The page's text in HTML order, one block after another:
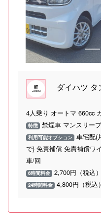
Previous
ダイハツ
4人乗り オートマ 660cc
特徴 禁煙車 マンスリー
利用可能オプション 車宅配(
で) 免責補償 免責補償ワ
車/回
6時間料金 2,700円（税込）
24時間料金 4,800円（税込）